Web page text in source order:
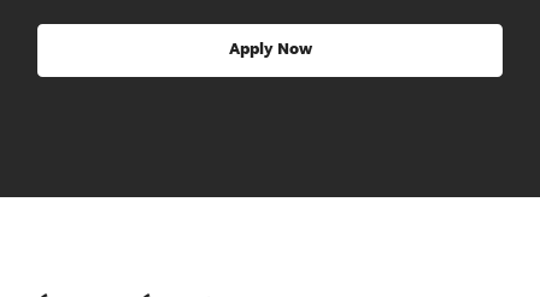
Apply Now